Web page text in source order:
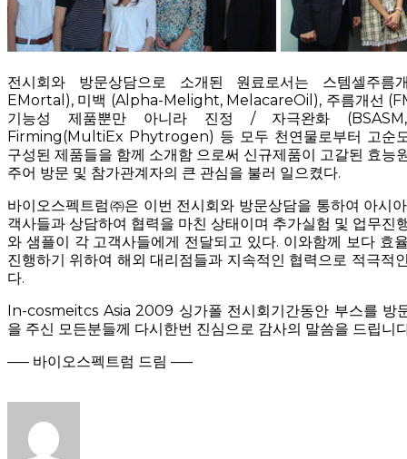
전시회와 방문상담으로 소개된 원료로서는 스템셀주름
EMortal), 미백 (Alpha-Melight, MelacareOil), 주름개선
기능성 제품뿐만 아니라 진정 / 자극완화
Firming(MultiEx Phytrogen) 등 모두 천연물로부터 고순
구성된 제품들을 함께 소개함 으로써 신규제품이 고갈된 효능
주어 방문 및 참가관계자의 큰 관심을 불러 일으켰다.
바이오스펙트럼㈜은 이번 전시회와 방문상담을 통하여 아시
객사들과 상담하여 협력을 마친 상태이며 추가실험 및 업무진
와 샘플이 각 고객사들에게 전달되고 있다. 이와함께 보다 효
진행하기 위하여 해외 대리점들과 지속적인 협력으로 적극적
다.
In-cosmeitcs Asia 2009 싱가폴 전시회기간동안 부스를 방
을 주신 모든분들께 다시한번 진심으로 감사의 말씀을 드립니
—– 바이오스펙트럼 드림 —–